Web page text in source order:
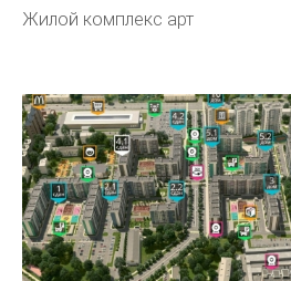
Жилой комплекс арт